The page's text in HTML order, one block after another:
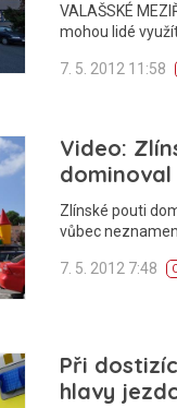
VALAŠSKÉ
mohou lidé využít
7. 5. 2012 11:58
Video:
dominoval
Zlínské pouti
vůbec
7. 5. 2012 7:48
Při
hlavy